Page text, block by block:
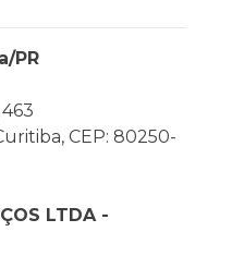
PR
CEP: 80250-
LTDA -